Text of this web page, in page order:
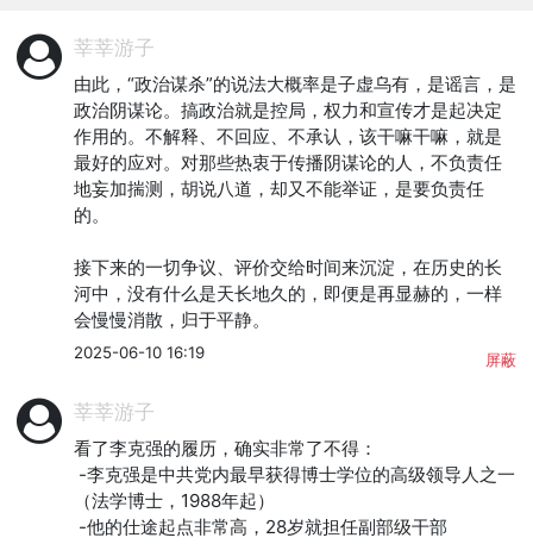
莘莘游子
由此，“政治谋杀”的说法大概率是子虚乌有，是谣言，是
政治阴谋论。搞政治就是控局，权力和宣传才是起决定
作用的。不解释、不回应、不承认，该干嘛干嘛，就是
最好的应对。对那些热衷于传播阴谋论的人，不负责任
地妄加揣测，胡说八道，却又不能举证，是要负责任
的。
接下来的一切争议、评价交给时间来沉淀，在历史的长
河中，没有什么是天长地久的，即便是再显赫的，一样
会慢慢消散，归于平静。
2025-06-10 16:19 屏蔽
莘莘游子
看了李克强的履历，确实非常了不得：
（法学博士，1988年起）